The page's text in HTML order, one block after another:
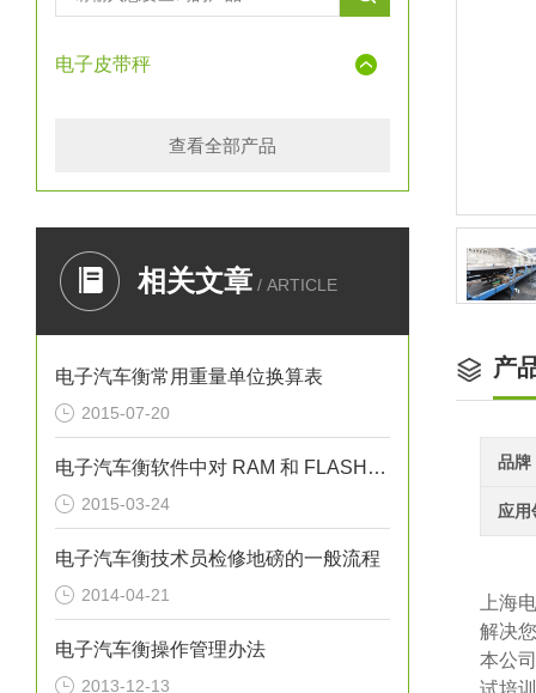
电子皮带秤
查看全部产品
相关文章 / ARTICLE
电子汽车衡常用重量单位换算表
2015-07-20
电子汽车衡软件中对 RAM 和 FLASH（ROM）的检测
2015-03-24
电子汽车衡技术员检修地磅的一般流程
2014-04-21
电子汽车衡操作管理办法
2013-12-13
产
品牌
应用
上海
解决
本公
试培